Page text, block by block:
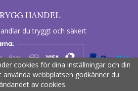
HANDEL
du tryggt och säkert
cookies för dina inställningar och din
webbplatsen godkänner du
av cookies.